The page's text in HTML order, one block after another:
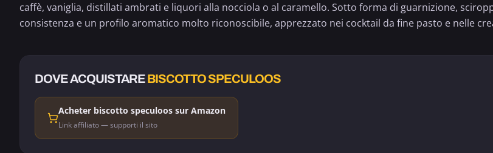
caffè, vaniglia, distillati ambrati e liquori alla nocciola o al caramello. Sotto forma di guarnizione,
consistenza e un profilo aromatico molto riconoscibile, apprezzato nei cocktail da fine pasto e nelle
DOVE ACQUISTAREBISCOTTO SPECULOOS
Acheter biscotto speculoos sur Amazon
Link affiliato — supporti il sito